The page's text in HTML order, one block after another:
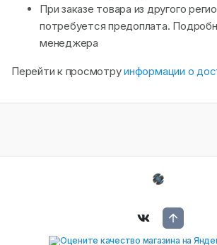
При заказе товара из другого
потребуется предоплата.
менеджера
Перейти к просмотруинформации о